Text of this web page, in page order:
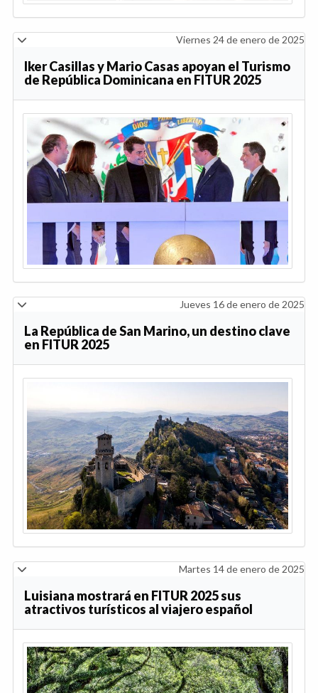
Viernes 24 de enero de 2025
Iker Casillas y Mario Casas apoyan el Turismo
de República Dominicana en FITUR 2025
Jueves 16 de enero de 2025
La República de San Marino, un destino clave
en FITUR 2025
Martes 14 de enero de 2025
Luisiana mostrará en FITUR 2025 sus
atractivos turísticos al viajero español